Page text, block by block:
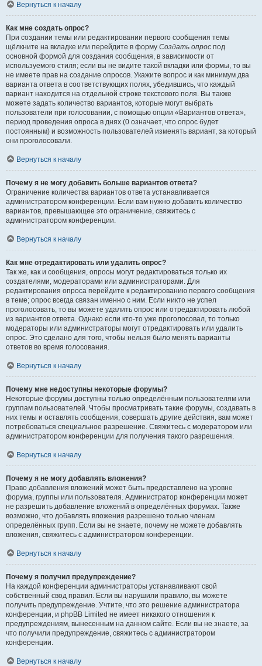
Вернуться к началу
Как мне создать опрос?
При создании темы или редактировании первого сообщения темы
щёлкните на вкладке или перейдите в форму Создать опрос под
основной формой для создания сообщения, в зависимости от
используемого стиля; если вы не видите такой вкладки или формы, то вы
не имеете прав на создание опросов. Укажите вопрос и как минимум два
варианта ответа в соответствующих полях, убедившись, что каждый
вариант находится на отдельной строке текстового поля. Вы также
можете задать количество вариантов, которые могут выбрать
пользователи при голосовании, с помощью опции «Вариантов ответа»,
период проведения опроса в днях (0 означает, что опрос будет
постоянным) и возможность пользователей изменять вариант, за который
они проголосовали.
Вернуться к началу
Почему я не могу добавить больше вариантов ответа?
Ограничение количества вариантов ответа устанавливается
администратором конференции. Если вам нужно добавить количество
вариантов, превышающее это ограничение, свяжитесь с
администратором конференции.
Вернуться к началу
Как мне отредактировать или удалить опрос?
Так же, как и сообщения, опросы могут редактироваться только их
создателями, модераторами или администраторами. Для
редактирования опроса перейдите к редактированию первого сообщения
в теме; опрос всегда связан именно с ним. Если никто не успел
проголосовать, то вы можете удалить опрос или отредактировать любой
из вариантов ответа. Однако если кто-то уже проголосовал, то только
модераторы или администраторы могут отредактировать или удалить
опрос. Это сделано для того, чтобы нельзя было менять варианты
ответов во время голосования.
Вернуться к началу
Почему мне недоступны некоторые форумы?
Некоторые форумы доступны только определённым пользователям или
группам пользователей. Чтобы просматривать такие форумы, создавать в
них темы и оставлять сообщения, совершать другие действия, вам может
потребоваться специальное разрешение. Свяжитесь с модератором или
администратором конференции для получения такого разрешения.
Вернуться к началу
Почему я не могу добавлять вложения?
Право добавления вложений может быть предоставлено на уровне
форума, группы или пользователя. Администратор конференции может
не разрешить добавление вложений в определённых форумах. Также
возможно, что добавлять вложения разрешено только членам
определённых групп. Если вы не знаете, почему не можете добавлять
вложения, свяжитесь с администратором конференции.
Вернуться к началу
Почему я получил предупреждение?
На каждой конференции администраторы устанавливают свой
собственный свод правил. Если вы нарушили правило, вы можете
получить предупреждение. Учтите, что это решение администратора
конференции, и phpBB Limited не имеет никакого отношения к
предупреждениям, вынесенным на данном сайте. Если вы не знаете, за
что получили предупреждение, свяжитесь с администратором
конференции.
Вернуться к началу